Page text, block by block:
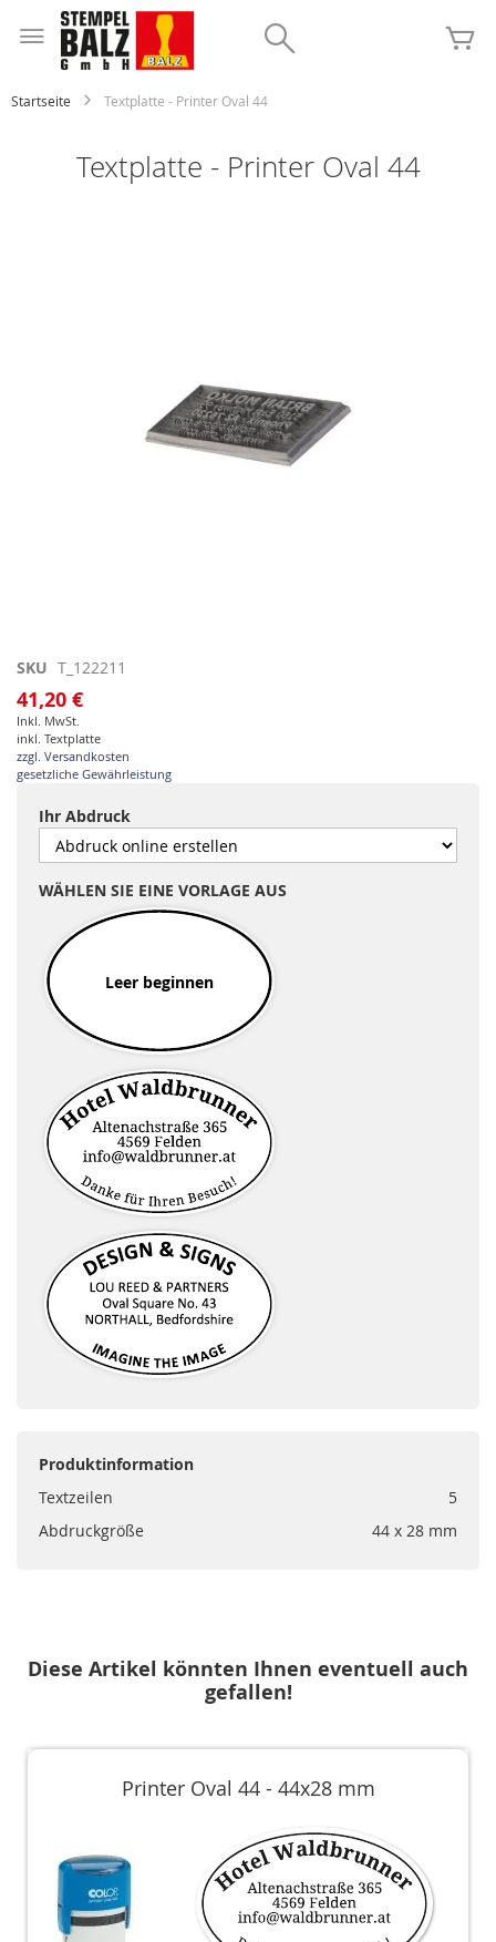
Inhalt
springen
Startseite Textplatte - Printer Oval 44
Textplatte - Printer Oval 44
Zum
Anfang
der
Bildgalerie
springen
SKU T_122211
41,20 €
Inkl. MwSt.
inkl. Textplatte
zzgl. Versandkosten
gesetzliche Gewährleistung
Ihr Abdruck
WÄHLEN SIE EINE VORLAGE AUS
Leer beginnen
Produktinformation
Textzeilen
5
Abdruckgröße
44 x 28 mm
Diese Artikel könnten Ihnen eventuell auch
gefallen!
Printer Oval 44 - 44x28 mm